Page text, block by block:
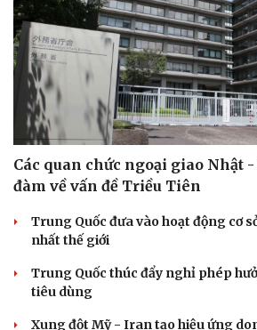
Các quan chức ngoại giao Nhật
đàm về vấn đề Triều Tiên
Trung Quốc đưa vào hoạt động cơ
nhất thế giới
Trung Quốc thúc đẩy nghỉ phép
tiêu dùng
Xung đột Mỹ - Iran tạo hiệu ứng